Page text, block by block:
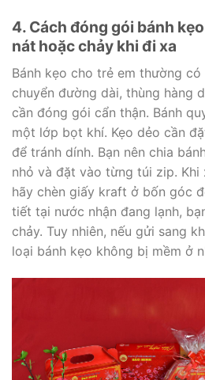
4. Cách đóng gói bánh
nát hoặc chảy khi đi xa
Bánh kẹo cho trẻ em thường
chuyển đường dài, thùng hàng
cần đóng gói cẩn thận. Bánh
một lớp bọt khí. Kẹo dẻo cần
để tránh dính. Bạn nên chia
nhỏ và đặt vào từng túi zip.
hãy chèn giấy kraft ở bốn góc
tiết tại nước nhận đang lạnh,
chảy. Tuy nhiên, nếu gửi sang
loại bánh kẹo không bị mềm ở